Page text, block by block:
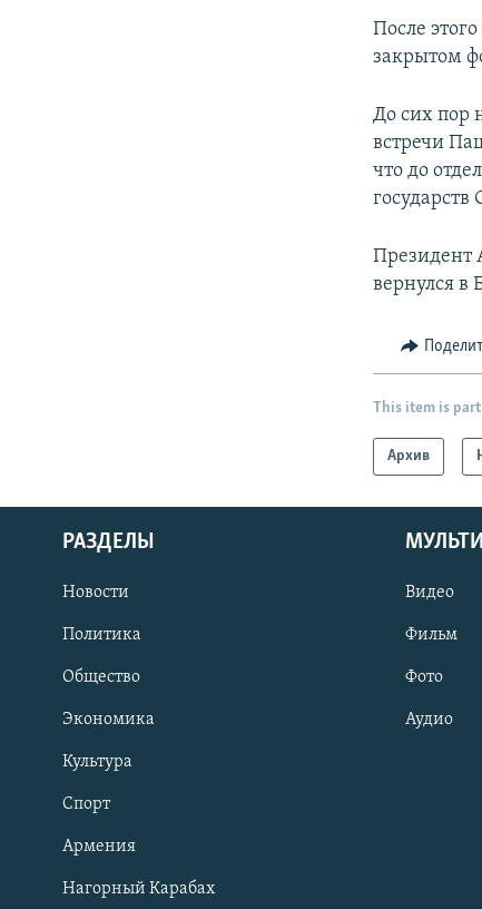
После
закрытом
До сих пор
встречи
что до
Президент
вернулся в
This item is
Архив
РАЗДЕЛЫ
Новости
Политика
Общество
Экономика
Культура
Спорт
Армения
Нагорный Карабах
Видео
Фильм
Фото
Аудио